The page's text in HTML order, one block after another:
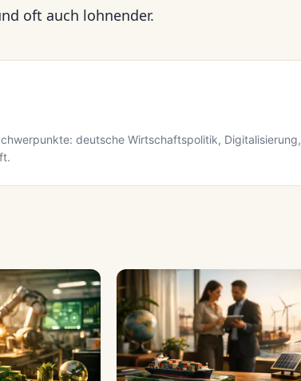
oft auch lohnender.
deutsche Wirtschaftspolitik, Digitalisierung,